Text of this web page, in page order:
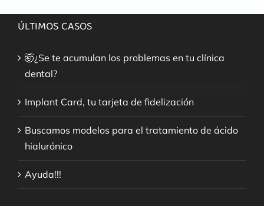
ÚLTIMOS CASOS
🤯¿Se te acumulan los problemas en tu clínica
dental?
Implant Card, tu tarjeta de fidelización
Buscamos modelos para el tratamiento de ácido
hialurónico
Ayuda!!!